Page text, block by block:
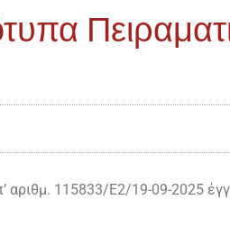
αριθμ. 115833/E2/19-09-2025